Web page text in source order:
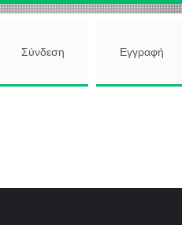
Σύνδεση Εγγραφή